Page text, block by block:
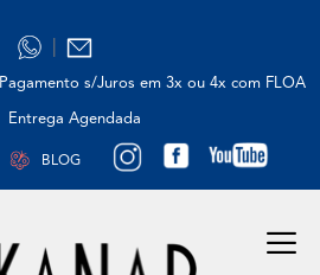
Pagamento s/Juros em 3x ou 4x com FLOA
Entrega Agendada
BLOG